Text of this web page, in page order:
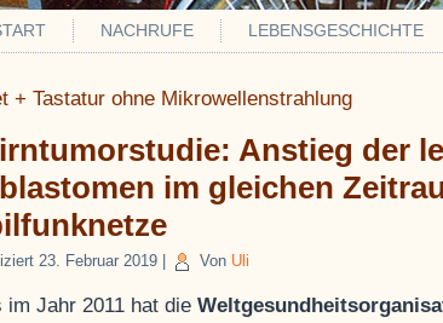
NACHRUFE LEBENSGESCHICHTE
+ Tastatur ohne Mikrowellenstrahlung
Anstieg der
im gleichen
23. Februar 2019 Von Uli
im Jahr 2011 hat die